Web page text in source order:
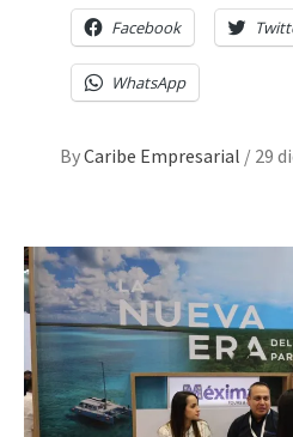
Facebook
WhatsApp
ByCaribe Empresarial / 29